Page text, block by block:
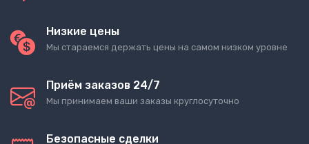
Низкие цены
Мы стараемся держать цены на самом низком уровне
Приём заказов 24/7
Мы принимаем ваши заказы круглосуточно
Безопасные сделки